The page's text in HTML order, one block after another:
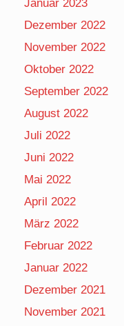
Januar 2023
Dezember 2022
November 2022
Oktober 2022
September 2022
August 2022
Juli 2022
Juni 2022
Mai 2022
April 2022
März 2022
Februar 2022
Januar 2022
Dezember 2021
November 2021